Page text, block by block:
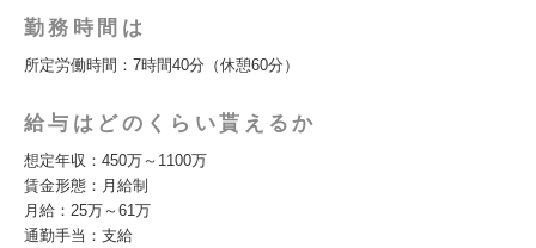
勤務時間は
所定労働時間：7時間40分（休憩60分）
給与はどのくらい貰えるか
想定年収：450万～1100万
賃金形態：月給制
月給：25万～61万
通勤手当：支給